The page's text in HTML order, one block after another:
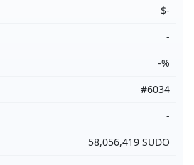
$-
-
-%
#6034
-
58,056,419 SUDO